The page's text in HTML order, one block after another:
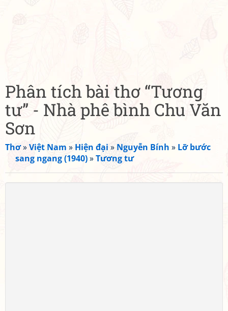
Phân tích bài thơ “Tương
tư” - Nhà phê bình Chu Văn
Sơn
Thơ»Việt Nam » Hiện đại » Nguyễn Bính » Lỡ bước
sang ngang (1940)»Tương tư